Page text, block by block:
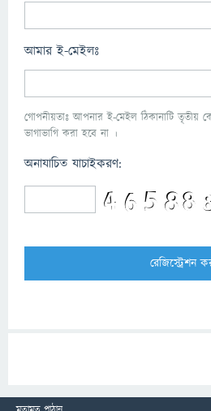
আমার ই-মেইলঃ
গোপনীয়তাঃ আপনার ই-মেইল ঠিকানাটি তৃতীয়
ভাগাভাগি করা হবে না ।
অনাযাচিত যাচাইকরণ: